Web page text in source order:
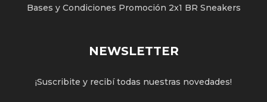
Bases y Condiciones Promoción 2x1 BR Sneakers
NEWSLETTER
¡Suscribite y recibí todas nuestras novedades!